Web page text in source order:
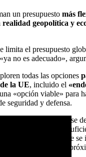
un presupuesto más
geopolítica y
limita el presupuesto
no es adecuado»,
todas las opciones
la UE, incluido el
«opción viable» para
seguridad y defensa.
actual de la UE, sólo se
que es claramente
al tiempo que pidió que se
completa en el